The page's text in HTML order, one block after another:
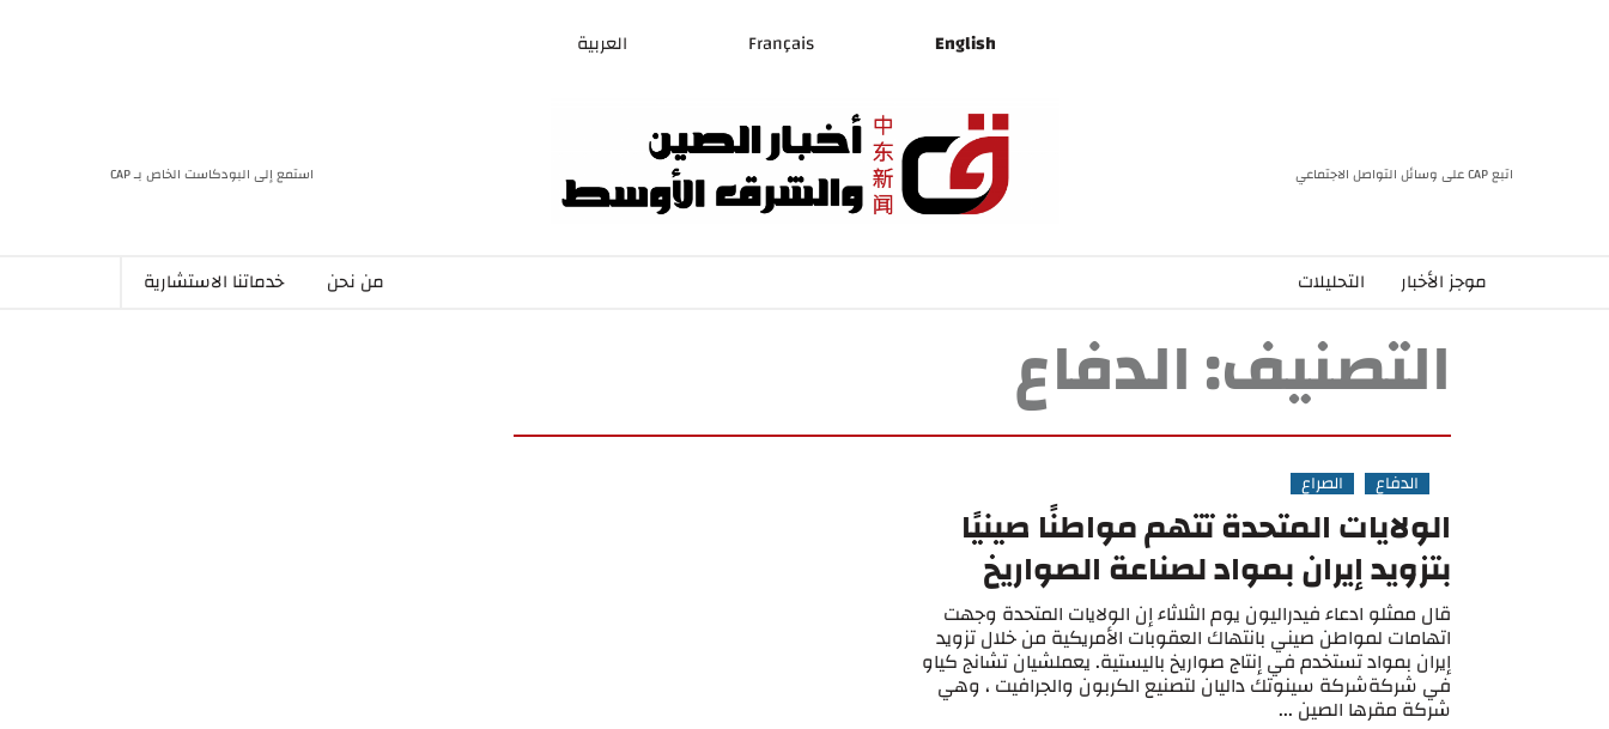
English
Français العربية
اتبع CAP على وسائل التواصل الاجتماعي استمع إلى البودكاست الخاص بـ CAP
موجز الأخبار التحليلات من نحن خدماتنا الاستشارية
التصنيف:الدفاع
الدفاع الصراع
الولايات المتحدة تتهم مواطنًا صينيًا
بتزويد إيران بمواد لصناعة الصواريخ
قال ممثلو ادعاء فيدراليون يوم الثلاثاء إن الولايات المتحدة وجهت
اتهامات لمواطن صيني بانتهاك العقوبات الأمريكية من خلال تزويد
إيران بمواد تستخدم في إنتاج صواريخ باليستية. يعملشيان تشانج كياو
في شركةشركة سينوتك داليان لتصنيع الكربون والجرافيت ، وهي
شركة مقرها الصين ...